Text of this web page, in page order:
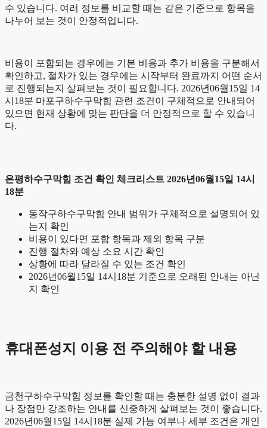
수 있습니다. 여러 정보를 비교할 때는 같은 기준으로 항목을
나누어 보는 것이 안정적입니다.
비용이 포함되는 경우에는 기본 비용과 추가 비용을 구분해서
확인하고, 절차가 있는 경우에는 시작부터 완료까지 어떤 순서
로 진행되는지 살펴보는 것이 필요합니다. 2026년06월15일 14
시18분 마포구하수구막힘 관련 조건이 구체적으로 안내되어
있으면 현재 상황에 맞는 판단을 더 안정적으로 할 수 있습니
다.
은평하수구막힘 조건 확인 체크리스트 2026년06월15일 14시
18분
동작구하수구막힘 안내 범위가 구체적으로 설명되어 있
는지 확인
비용이 있다면 포함 항목과 제외 항목 구분
진행 절차와 예상 소요 시간 확인
상황에 따라 달라질 수 있는 조건 확인
2026년06월15일 14시18분 기준으로 오래된 안내는 아닌
지 확인
휴대폰성지 이용 전 주의해야 할 내용
금천구하수구막힘 정보를 확인할 때는 충분한 설명 없이 결과
나 장점만 강조하는 안내를 신중하게 살펴보는 것이 좋습니다.
2026년06월15일 14시18분 실제 가능 여부나 세부 조건은 개인